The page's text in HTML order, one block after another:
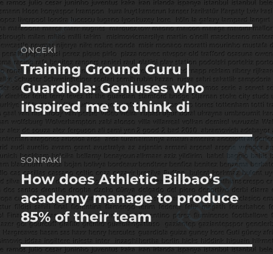
Yazı
gezinmesi
ÖNCEKI
Önceki
yazı:
Training Ground Guru |
Guardiola: Geniuses who
inspired me to think di
SONRAKI
Sonraki
yazı:
How does Athletic Bilbao’s
academy manage to produce
85% of their team